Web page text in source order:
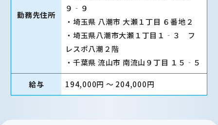
勤務先住所
９‐９
・埼玉県 八潮市 大瀬１丁目 ６番地２
・埼玉県八潮市大瀬１丁目１‐３ フ
レスポ八潮２階
・千葉県 流山市 南流山９丁目 １５‐５
給与 194,000円 〜 204,000円